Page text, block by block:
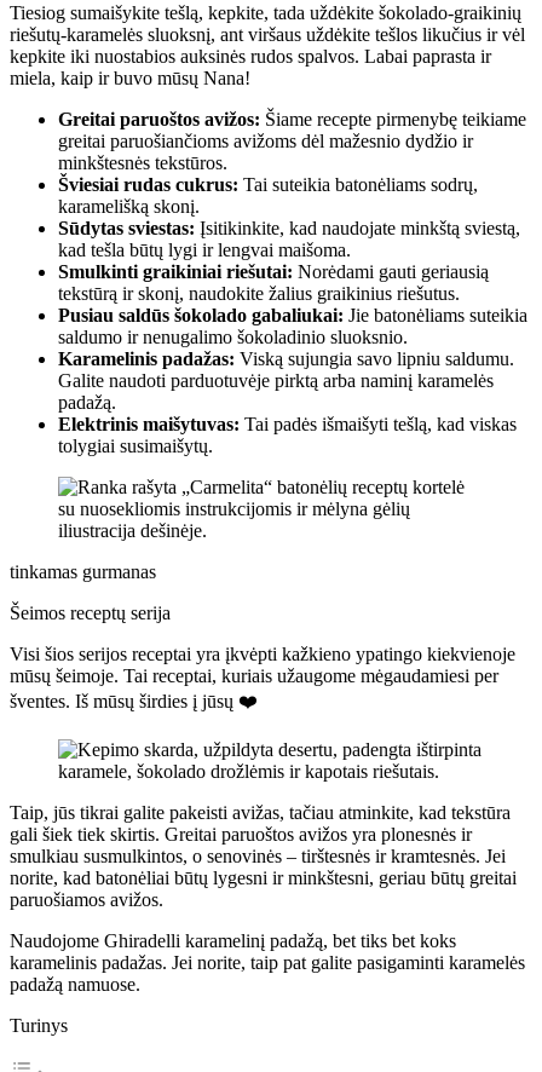
Tiesiog sumaišykite tešlą, kepkite, tada uždėkite šokolado-graikinių
riešutų-karamelės sluoksnį, ant viršaus uždėkite tešlos likučius ir vėl
kepkite iki nuostabios auksinės rudos spalvos. Labai paprasta ir
miela, kaip ir buvo mūsų Nana!
Greitai paruoštos avižos: Šiame recepte pirmenybę teikiame
greitai paruošiančioms avižoms dėl mažesnio dydžio ir
minkštesnės tekstūros.
Šviesiai rudas cukrus: Tai suteikia batonėliams sodrų,
karamelišką skonį.
Sūdytas sviestas: Įsitikinkite, kad naudojate minkštą sviestą,
kad tešla būtų lygi ir lengvai maišoma.
Smulkinti graikiniai riešutai: Norėdami gauti geriausią
tekstūrą ir skonį, naudokite žalius graikinius riešutus.
Pusiau saldūs šokolado gabaliukai: Jie batonėliams suteikia
saldumo ir nenugalimo šokoladinio sluoksnio.
Karamelinis padažas: Viską sujungia savo lipniu saldumu.
Galite naudoti parduotuvėje pirktą arba naminį karamelės
padažą.
Elektrinis maišytuvas: Tai padės išmaišyti tešlą, kad viskas
tolygiai susimaišytų.
tinkamas gurmanas
Šeimos receptų serija
Visi šios serijos receptai yra įkvėpti kažkieno ypatingo kiekvienoje
mūsų šeimoje. Tai receptai, kuriais užaugome mėgaudamiesi per
šventes. Iš mūsų širdies į jūsų ❤️
Taip, jūs tikrai galite pakeisti avižas, tačiau atminkite, kad tekstūra
gali šiek tiek skirtis. Greitai paruoštos avižos yra plonesnės ir
smulkiau susmulkintos, o senovinės – tirštesnės ir kramtesnės. Jei
norite, kad batonėliai būtų lygesni ir minkštesni, geriau būtų greitai
paruošiamos avižos.
Naudojome Ghiradelli karamelinį padažą, bet tiks bet koks
karamelinis padažas. Jei norite, taip pat galite pasigaminti karamelės
padažą namuose.
Turinys